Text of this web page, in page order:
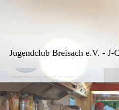
Jugendclub Breisach e.V. - J-